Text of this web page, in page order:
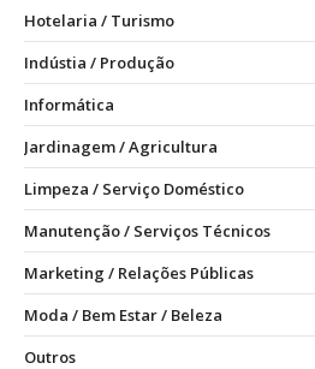
Hotelaria / Turismo
Indústia / Produção
Informática
Jardinagem / Agricultura
Limpeza / Serviço Doméstico
Manutenção / Serviços Técnicos
Marketing / Relações Públicas
Moda / Bem Estar / Beleza
Outros